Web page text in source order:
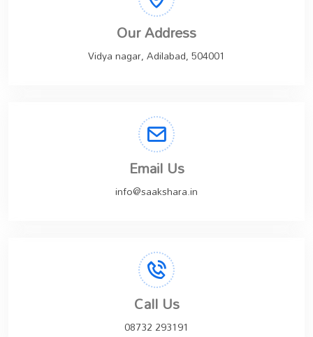
Our Address
Vidya nagar, Adilabad, 504001
Email Us
info@saakshara.in
Call Us
08732 293191